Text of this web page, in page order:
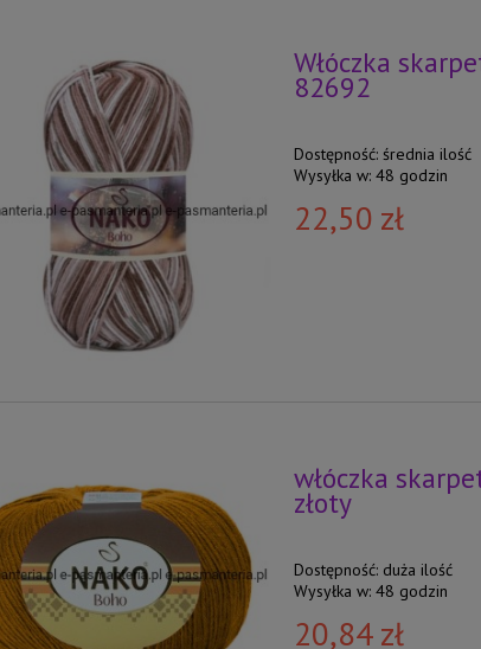
Włóczka
82692
Dostępność: średnia ilość
Wysyłka w: 48 godzin
22,50 zł
włóczka
złoty
Dostępność: duża ilość
Wysyłka w: 48 godzin
20,84 zł